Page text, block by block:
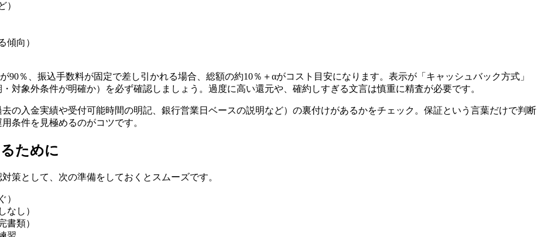
）
傾向）
％、振込手数料が固定で差し引かれる場合、総額の約10％＋αがコスト目安になります。表示が「キャッシュバック方式」
対象外条件が明確か）を必ず確認しましょう。過度に高い還元や、確約しすぎる文言は慎重に精査が必要です。
の入金実績や受付可能時間の明記、銀行営業日ベースの説明など）の裏付けがあるかをチェック。保証という言葉だけで判断
条件を見極めるのがコツです。
ために
策として、次の準備をしておくとスムーズです。
）
なし）
書類）